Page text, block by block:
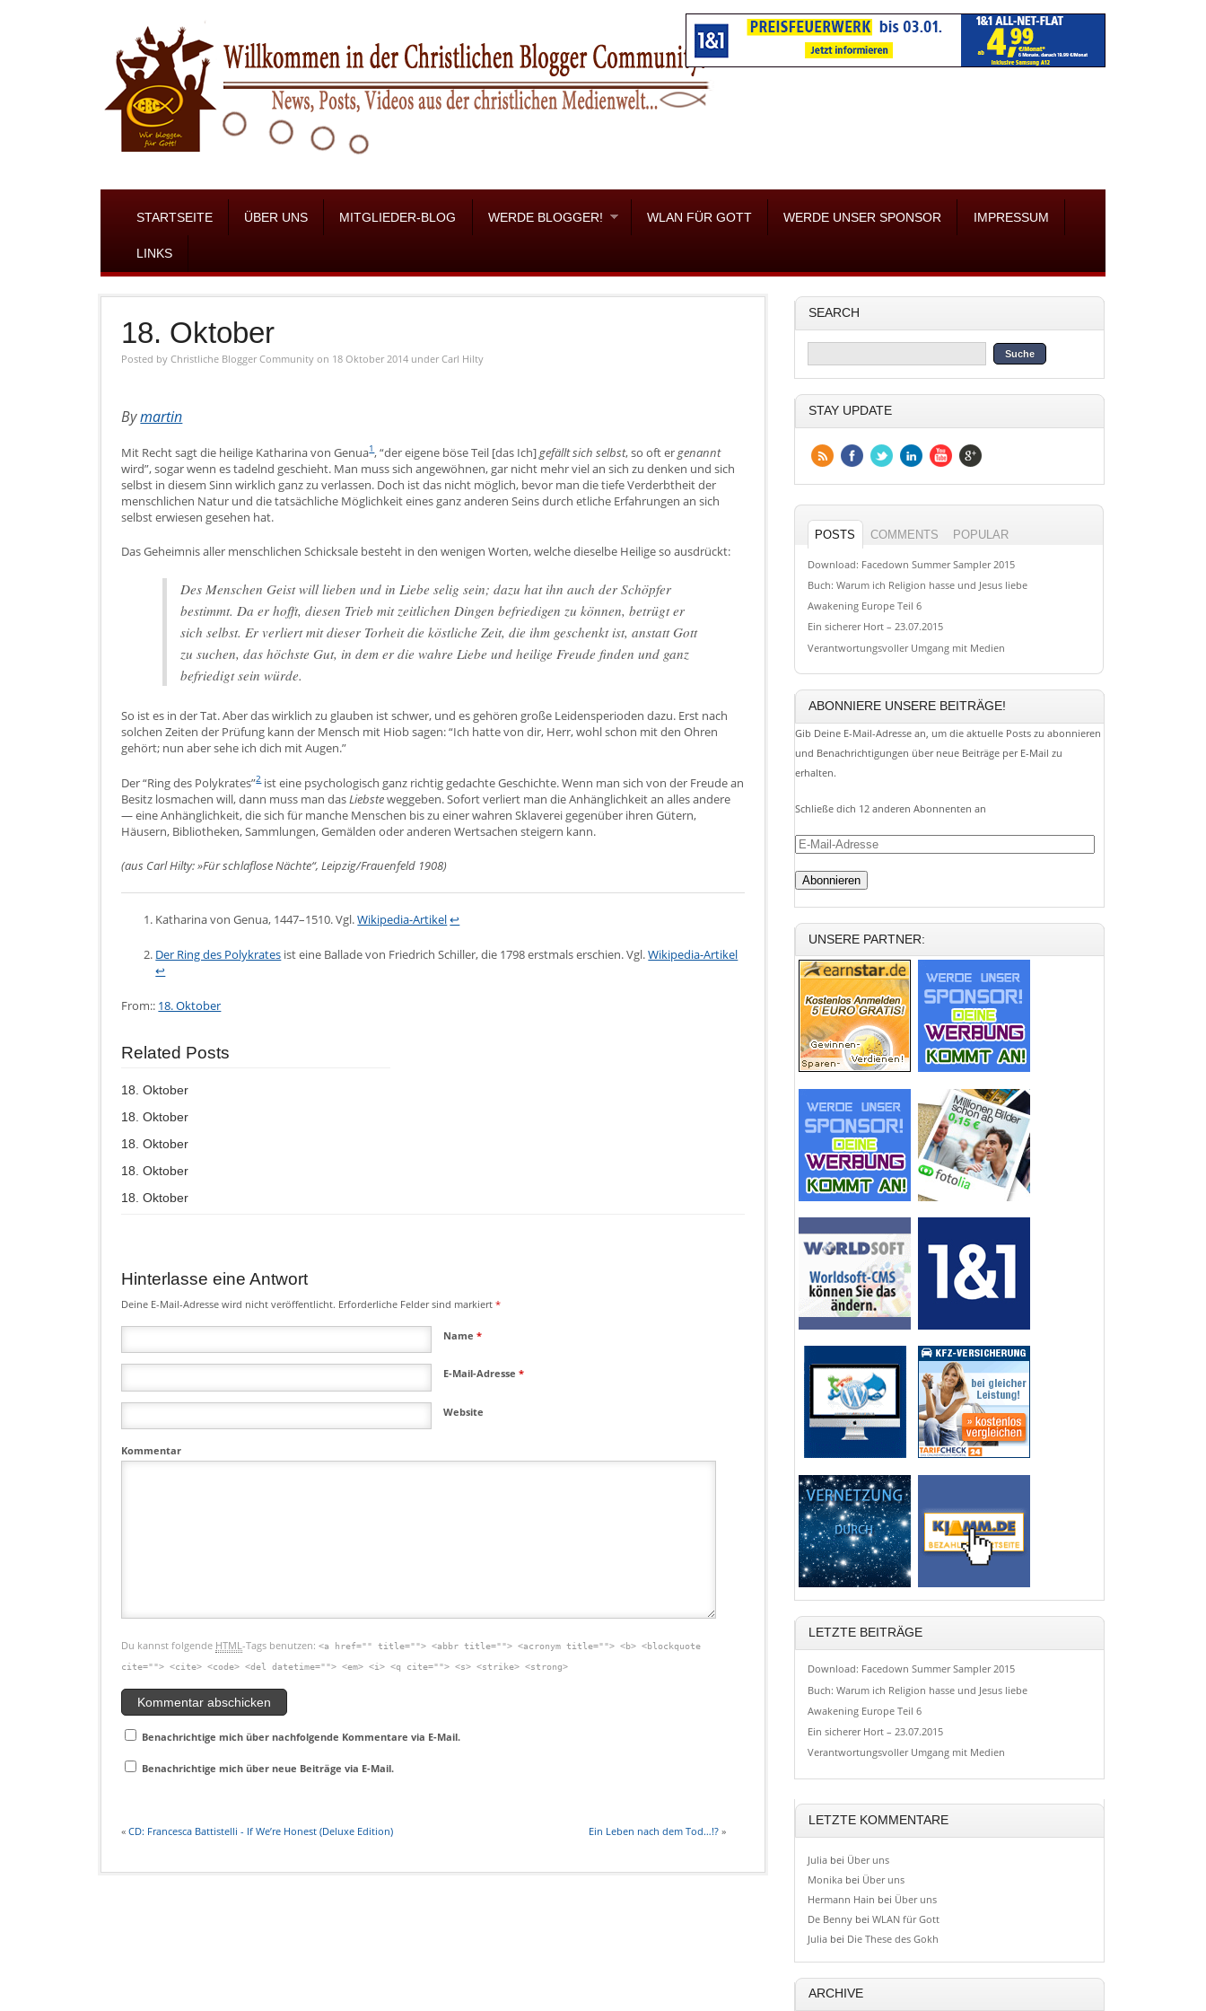
STARTSEITE ÜBER UNS MITGLIEDER-BLOG WERDE BLOGGER! WLAN FÜR GOTT WERDE UNSER SPONSOR IMPRESSUM
LINKS
18. Oktober
Posted byChristliche Blogger Community on 18 Oktober 2014 underCarl Hilty
Bymartin
Mit Recht sagt die heilige Katharina von Genua1, “der eigene böse Teil [das Ich]gefällt sich selbst, so oft ergenannt
wird”, sogar wenn es tadelnd geschieht. Man muss sich angewöhnen, gar nicht mehr viel an sich zu denken und sich
selbst in diesem Sinn wirklich ganz zu verlassen. Doch ist das nicht möglich, bevor man die tiefe Verderbtheit der
menschlichen Natur und die tatsächliche Möglichkeit eines ganz anderen Seins durch etliche Erfahrungen an sich
selbst erwiesen gesehen hat.
Das Geheimnis aller menschlichen Schicksale besteht in den wenigen Worten, welche dieselbe Heilige so ausdrückt:
Des Menschen Geist will lieben und in Liebe selig sein; dazu hat ihn auch der Schöpfer
bestimmt. Da er hofft, diesen Trieb mit zeitlichen Dingen befriedigen zu können, betrügt er
sich selbst. Er verliert mit dieser Torheit die köstliche Zeit, die ihm geschenkt ist, anstatt Gott
zu suchen, das höchste Gut, in dem er die wahre Liebe und heilige Freude finden und ganz
befriedigt sein würde.
So ist es in der Tat. Aber das wirklich zu glauben ist schwer, und es gehören große Leidensperioden dazu. Erst nach
solchen Zeiten der Prüfung kann der Mensch mit Hiob sagen: “Ich hatte von dir, Herr, wohl schon mit den Ohren
gehört; nun aber sehe ich dich mit Augen.”
Der “Ring des Polykrates”2ist eine psychologisch ganz richtig gedachte Geschichte. Wenn man sich von der Freude an
Besitz losmachen will, dann muss man dasLiebsteweggeben. Sofort verliert man die Anhänglichkeit an alles andere
— eine Anhänglichkeit, die sich für manche Menschen bis zu einer wahren Sklaverei gegenüber ihren Gütern,
Häusern, Bibliotheken, Sammlungen, Gemälden oder anderen Wertsachen steigern kann.
(aus Carl Hilty: »Für schlaflose Nächte“, Leipzig/Frauenfeld 1908)
Katharina von Genua, 1447–1510. Vgl.Wikipedia-Artikel↩
Der Ring des Polykrates ist eine Ballade von Friedrich Schiller, die 1798 erstmals erschien. Vgl.Wikipedia-Artikel
↩
From:: 18. Oktober
Related Posts
18. Oktober
18. Oktober
18. Oktober
18. Oktober
18. Oktober
Hinterlasse eine Antwort
Deine E-Mail-Adresse wird nicht veröffentlicht. Erforderliche Felder sind markiert*
Name *
E-Mail-Adresse *
Website
Kommentar
Du kannst folgende HTML-Tags benutzen:<a href="" title=""> <abbr title=""> <acronym title=""> <b> <blockquote
cite=""> <cite> <code> <del datetime=""> <em> <i> <q cite=""> <s> <strike> <strong>
Benachrichtige mich über nachfolgende Kommentare via E-Mail.
Benachrichtige mich über neue Beiträge via E-Mail.
«CD: Francesca Battistelli - If We’re Honest (Deluxe Edition) Ein Leben nach dem Tod…!?»
SEARCH
STAY UPDATE
POSTS COMMENTS POPULAR
Download: Facedown Summer Sampler 2015
Buch: Warum ich Religion hasse und Jesus liebe
Awakening Europe Teil 6
Ein sicherer Hort – 23.07.2015
Verantwortungsvoller Umgang mit Medien
ABONNIERE UNSERE BEITRÄGE!
Gib Deine E-Mail-Adresse an, um die aktuelle Posts zu abonnieren
und Benachrichtigungen über neue Beiträge per E-Mail zu
erhalten.
Schließe dich 12 anderen Abonnenten an
E-
Adresse
UNSERE PARTNER:
LETZTE BEITRÄGE
Download: Facedown Summer Sampler 2015
Buch: Warum ich Religion hasse und Jesus liebe
Awakening Europe Teil 6
Ein sicherer Hort – 23.07.2015
Verantwortungsvoller Umgang mit Medien
LETZTE KOMMENTARE
Juliabei Über uns
Monikabei Über uns
Hermann Hain bei Über uns
De Bennybei WLAN für Gott
Juliabei Die These des Gokh
ARCHIVE